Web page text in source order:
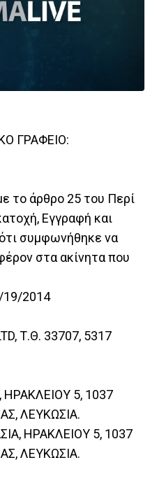
ΓΡΑΦΕΙΟ:
το άρθρο 25 του Περί
Εγγραφή και
συμφωνήθηκε να
στα ακίνητα που
2014
Τ.Θ. 33707, 5317
5, 1037
ΛΕΥΚΩΣΙΑ.
ΗΡΑΚΛΕΙΟΥ 5, 1037
ΛΕΥΚΩΣΙΑ.